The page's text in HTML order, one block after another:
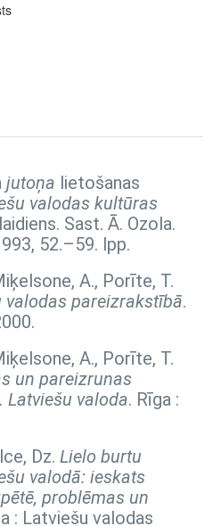
jutoņa lietošanas
valodas kultūras
Sast. Ā. Ozola.
52.–59. lpp.
A., Porīte, T.
valodas pareizrakstībā.
A., Porīte, T.
un pareizrunas
valoda. Rīga :
Dz. Lielo burtu
valodā: ieskats
problēmas un
: Latviešu valodas